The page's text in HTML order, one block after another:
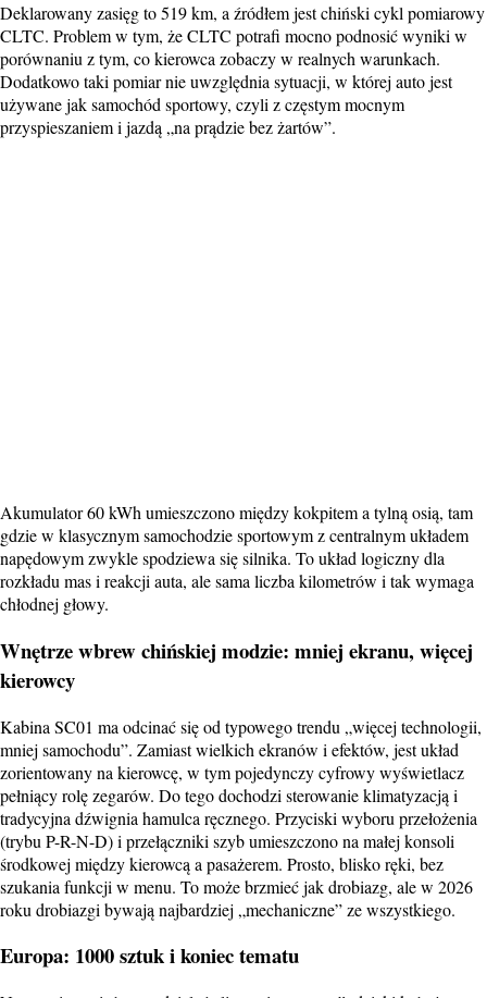
Deklarowany zasięg to 519 km, a źródłem jest chiński cykl pomiarowy
CLTC. Problem w tym, że CLTC potrafi mocno podnosić wyniki w
porównaniu z tym, co kierowca zobaczy w realnych warunkach.
Dodatkowo taki pomiar nie uwzględnia sytuacji, w której auto jest
używane jak samochód sportowy, czyli z częstym mocnym
przyspieszaniem i jazdą „na prądzie bez żartów”.
Akumulator 60 kWh umieszczono między kokpitem a tylną osią, tam
gdzie w klasycznym samochodzie sportowym z centralnym układem
napędowym zwykle spodziewa się silnika. To układ logiczny dla
rozkładu mas i reakcji auta, ale sama liczba kilometrów i tak wymaga
chłodnej głowy.
Wnętrze wbrew chińskiej modzie: mniej ekranu, więcej
kierowcy
Kabina SC01 ma odcinać się od typowego trendu „więcej technologii,
mniej samochodu”. Zamiast wielkich ekranów i efektów, jest układ
zorientowany na kierowcę, w tym pojedynczy cyfrowy wyświetlacz
pełniący rolę zegarów. Do tego dochodzi sterowanie klimatyzacją i
tradycyjna dźwignia hamulca ręcznego. Przyciski wyboru przełożenia
(trybu P-R-N-D) i przełączniki szyb umieszczono na małej konsoli
środkowej między kierowcą a pasażerem. Prosto, blisko ręki, bez
szukania funkcji w menu. To może brzmieć jak drobiazg, ale w 2026
roku drobiazgi bywają najbardziej „mechaniczne” ze wszystkiego.
Europa: 1000 sztuk i koniec tematu